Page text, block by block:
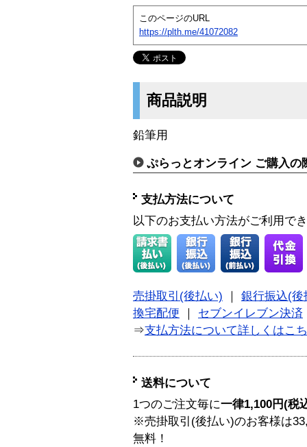
このページのURL
https://plth.me/41072082
商品説明
鉛筆用
ぷらっとオンライン ご購入の
支払方法について
以下のお支払い方法がご利用で
売掛取引(後払い)
銀行振込(後
換宅配便
セブンイレブン決済
⇒支払方法について詳しくはこ
送料について
1つのご注文毎に一律1,100円(税
※売掛取引(後払い)のお客様は
無料！